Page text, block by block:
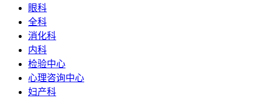
眼科
全科
消化科
内科
检验中心
心理咨询中心
妇产科